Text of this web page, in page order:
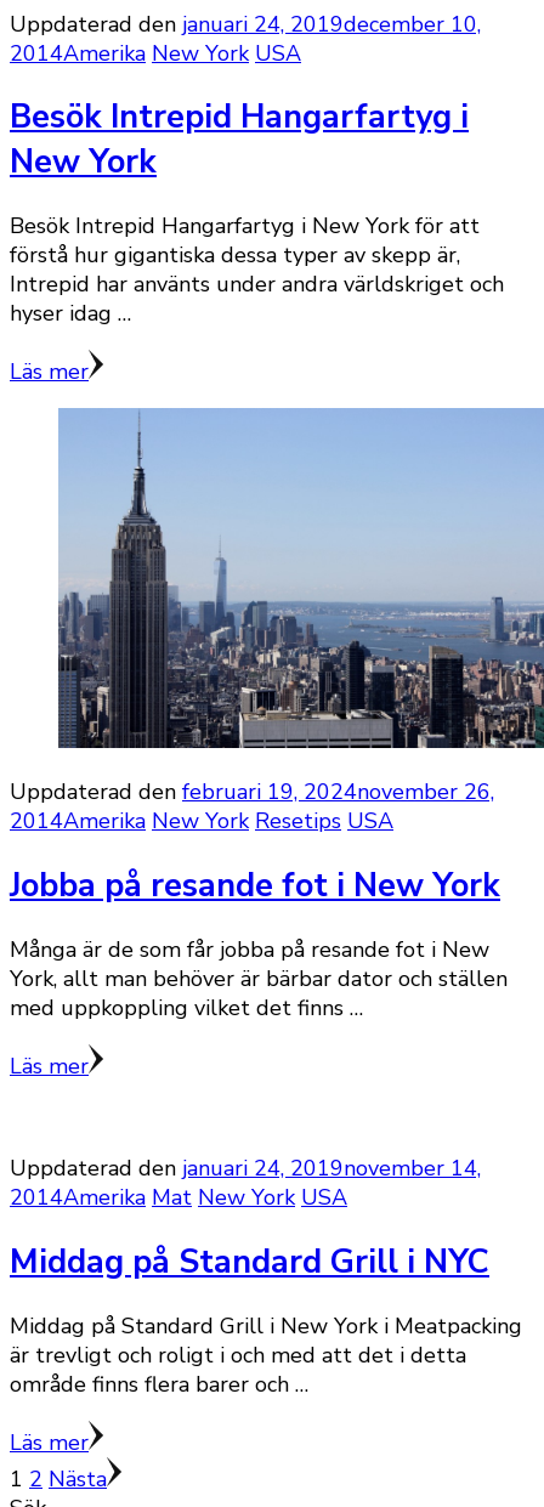
Uppdaterad den januari 24, 2019december 10,
2014Amerika New York USA
Besök Intrepid Hangarfartyg i
New York
Besök Intrepid Hangarfartyg i New York för att
förstå hur gigantiska dessa typer av skepp är,
Intrepid har använts under andra världskriget och
hyser idag …
Läs mer
Uppdaterad den februari 19, 2024november 26,
2014Amerika New York Resetips USA
Jobba på resande fot i New York
Många är de som får jobba på resande fot i New
York, allt man behöver är bärbar dator och ställen
med uppkoppling vilket det finns …
Läs mer
Uppdaterad den januari 24, 2019november 14,
2014Amerika Mat New York USA
Middag på Standard Grill i NYC
Middag på Standard Grill i New York i Meatpacking
är trevligt och roligt i och med att det i detta
område finns flera barer och …
Läs mer
Sidnumrering
Sida
1 Sida
2 Nästa